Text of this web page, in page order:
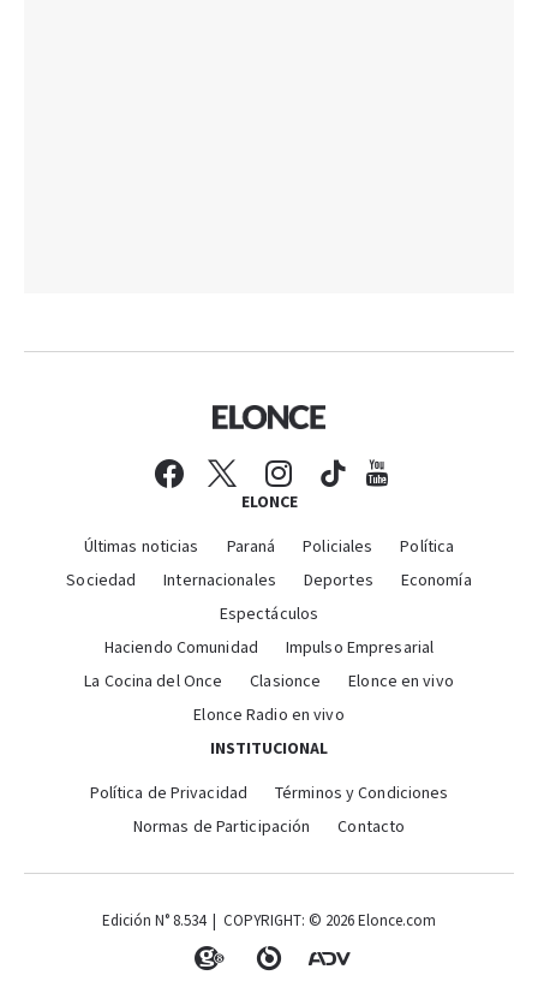
ELONCE
Últimas noticias Paraná Policiales
Política
Sociedad
Internacionales Deportes
Economía
Espectáculos
Haciendo Comunidad
Impulso Empresarial
La Cocina del Once
Clasionce
Elonce en vivo
Elonce Radio en vivo
INSTITUCIONAL
Política de Privacidad
Términos y Condiciones
Normas de Participación
Contacto
Edición N° 8.534 | COPYRIGHT: © 2026 Elonce.com